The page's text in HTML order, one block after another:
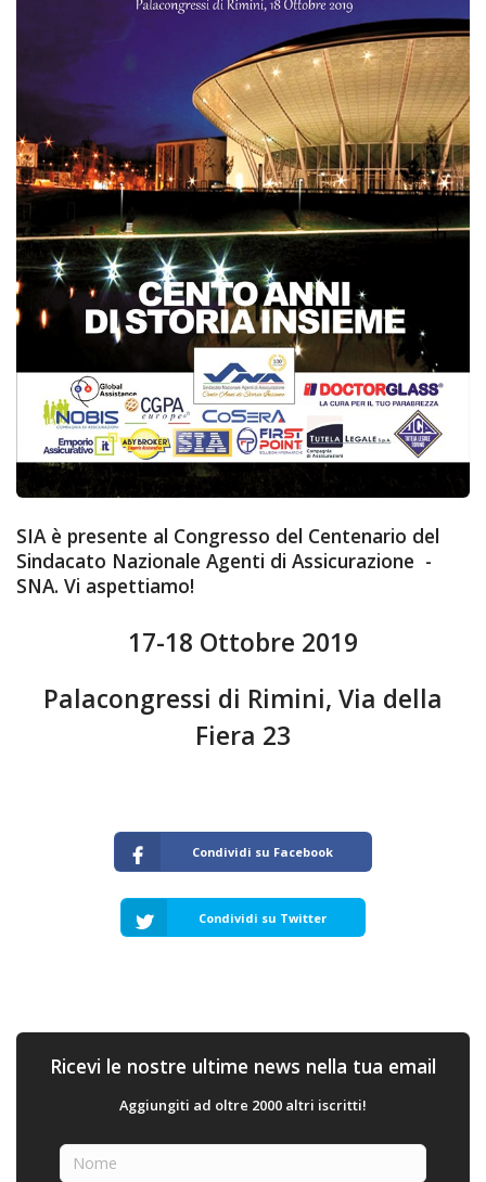
SIA è presente al Congresso del Centenario del
Sindacato Nazionale Agenti di Assicurazione -
SNA. Vi aspettiamo!
17-18 Ottobre 2019
Palacongressi di Rimini, Via della
Fiera 23
Condividi su Facebook
Condividi su Twitter
Ricevi le nostre ultime news nella tua email
Aggiungiti ad oltre 2000 altri iscritti!